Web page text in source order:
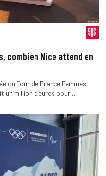
combien Nice attend en
du Tour de France Femmes.
un million d’euros pour…